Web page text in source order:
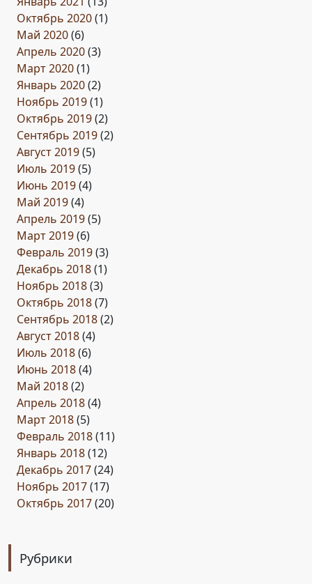
Октябрь 2020(1)
Май 2020(6)
Апрель 2020(3)
Март 2020(1)
Январь 2020(2)
Ноябрь 2019(1)
Октябрь 2019(2)
Сентябрь 2019(2)
Август 2019(5)
Июль 2019(5)
Июнь 2019(4)
Май 2019(4)
Апрель 2019(5)
Март 2019(6)
Февраль 2019(3)
Декабрь 2018(1)
Ноябрь 2018(3)
Октябрь 2018(7)
Сентябрь 2018(2)
Август 2018(4)
Июль 2018(6)
Июнь 2018(4)
Май 2018(2)
Апрель 2018(4)
Март 2018(5)
Февраль 2018(11)
Январь 2018(12)
Декабрь 2017(24)
Ноябрь 2017(17)
Октябрь 2017(20)
Рубрики